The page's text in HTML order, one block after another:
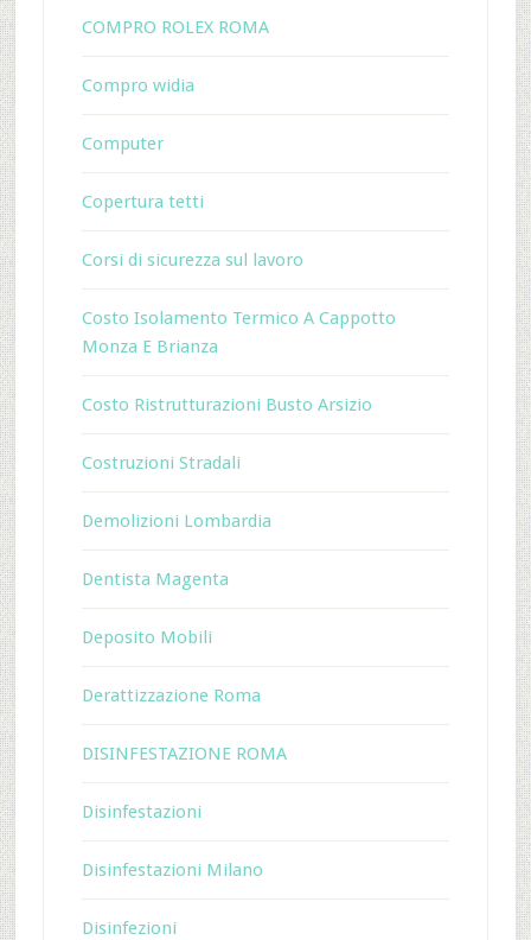
COMPRO ROLEX ROMA
Compro widia
Computer
Copertura tetti
Corsi di sicurezza sul lavoro
Costo Isolamento Termico A Cappotto
Monza E Brianza
Costo Ristrutturazioni Busto Arsizio
Costruzioni Stradali
Demolizioni Lombardia
Dentista Magenta
Deposito Mobili
Derattizzazione Roma
DISINFESTAZIONE ROMA
Disinfestazioni
Disinfestazioni Milano
Disinfezioni